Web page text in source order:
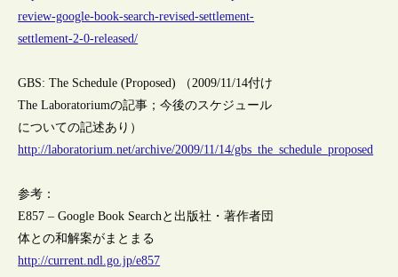
review-google-book-search-revised-settlement-
settlement-2-0-released/
GBS: The Schedule (Proposed) （2009/11/14付け
The Laboratoriumの記事；今後のスケジュール
についての記述あり）
http://laboratorium.net/archive/2009/11/14/gbs_the_schedule_proposed
参考：
E857 – Google Book Searchと出版社・著作者団
体との和解案がまとまる
http://current.ndl.go.jp/e857